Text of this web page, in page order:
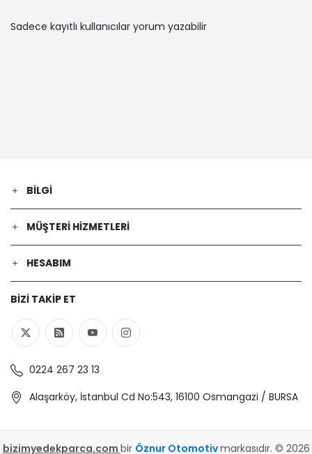
Sadece kayıtlı kullanıcılar yorum yazabilir
BILGI
MÜŞTERI HIZMETLERI
HESABIM
BIZI TAKIP ET
0224 267 23 13
Alaşarköy, İstanbul Cd No:543, 16100 Osmangazi / BURSA
bizimyedekparca.com bir Öznur Otomotivmarkasıdır. © 2026